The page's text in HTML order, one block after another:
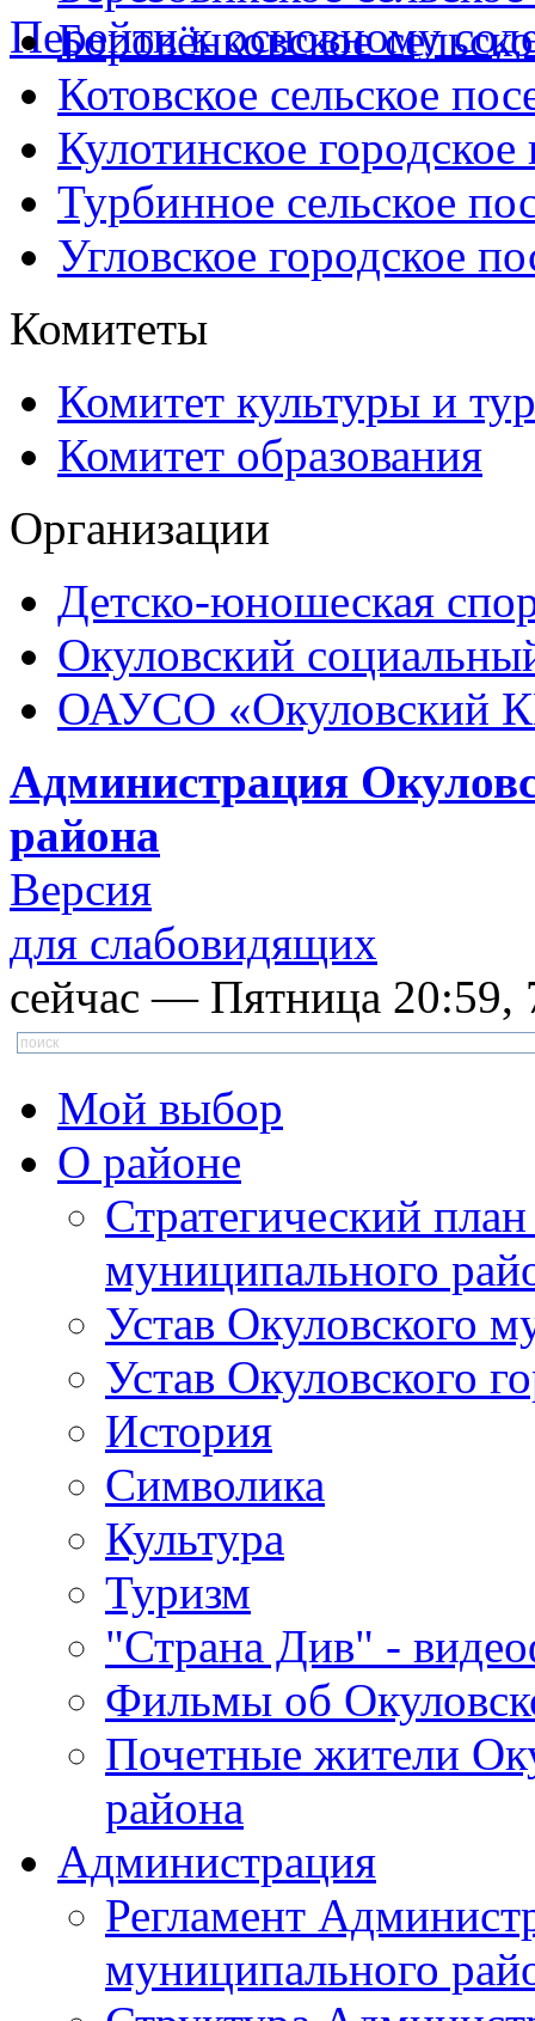
Перейти к основному
Боровёнковское
Котовское сельское
Кулотинское городское
Турбинное сельское
Угловское городское
Комитеты
Комитет культуры и
Комитет образования
Организации
Детско-юношеская
Окуловский
ОАУСО «Окуловский
Администрация
района
Версия
для слабовидящих
сейчас — Пятница 20:59,
Мой выбор
О районе
Стратегический
муниципального
Устав Окуловского
Устав Окуловского
История
Символика
Культура
Туризм
"Страна Див" -
Фильмы об
Почетные жители
района
Администрация
Регламент
муниципального